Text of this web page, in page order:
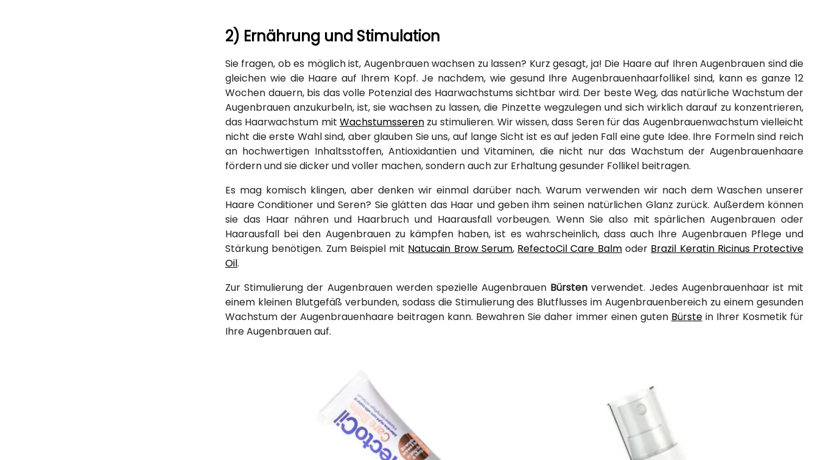
2) Ernährung und Stimulation
Sie fragen, ob es möglich ist, Augenbrauen wachsen zu lassen? Kurz gesagt, ja! Die Haare auf Ihren Augenbrauen sind die
gleichen wie die Haare auf Ihrem Kopf. Je nachdem, wie gesund Ihre Augenbrauenhaarfollikel sind, kann es ganze 12
Wochen dauern, bis das volle Potenzial des Haarwachstums sichtbar wird. Der beste Weg, das natürliche Wachstum der
Augenbrauen anzukurbeln, ist, sie wachsen zu lassen, die Pinzette wegzulegen und sich wirklich darauf zu konzentrieren,
das Haarwachstum mit Wachstumsserenzu stimulieren. Wir wissen, dass Seren für das Augenbrauenwachstum vielleicht
nicht die erste Wahl sind, aber glauben Sie uns, auf lange Sicht ist es auf jeden Fall eine gute Idee. Ihre Formeln sind reich
an hochwertigen Inhaltsstoffen, Antioxidantien und Vitaminen, die nicht nur das Wachstum der Augenbrauenhaare
fördern und sie dicker und voller machen, sondern auch zur Erhaltung gesunder Follikel beitragen.
Es mag komisch klingen, aber denken wir einmal darüber nach. Warum verwenden wir nach dem Waschen unserer
Haare Conditioner und Seren? Sie glätten das Haar und geben ihm seinen natürlichen Glanz zurück. Außerdem können
sie das Haar nähren und Haarbruch und Haarausfall vorbeugen. Wenn Sie also mit spärlichen Augenbrauen oder
Haarausfall bei den Augenbrauen zu kämpfen haben, ist es wahrscheinlich, dass auch Ihre Augenbrauen Pflege und
Stärkung benötigen. Zum Beispiel mit Natucain Brow Serum, RefectoCil Care Balmoder Brazil Keratin Ricinus Protective
Oil.
Zur Stimulierung der Augenbrauen werden spezielle Augenbrauen Bürsten verwendet. Jedes Augenbrauenhaar ist mit
einem kleinen Blutgefäß verbunden, sodass die Stimulierung des Blutflusses im Augenbrauenbereich zu einem gesunden
Wachstum der Augenbrauenhaare beitragen kann. Bewahren Sie daher immer einen guten Bürstein Ihrer Kosmetik für
Ihre Augenbrauen auf.